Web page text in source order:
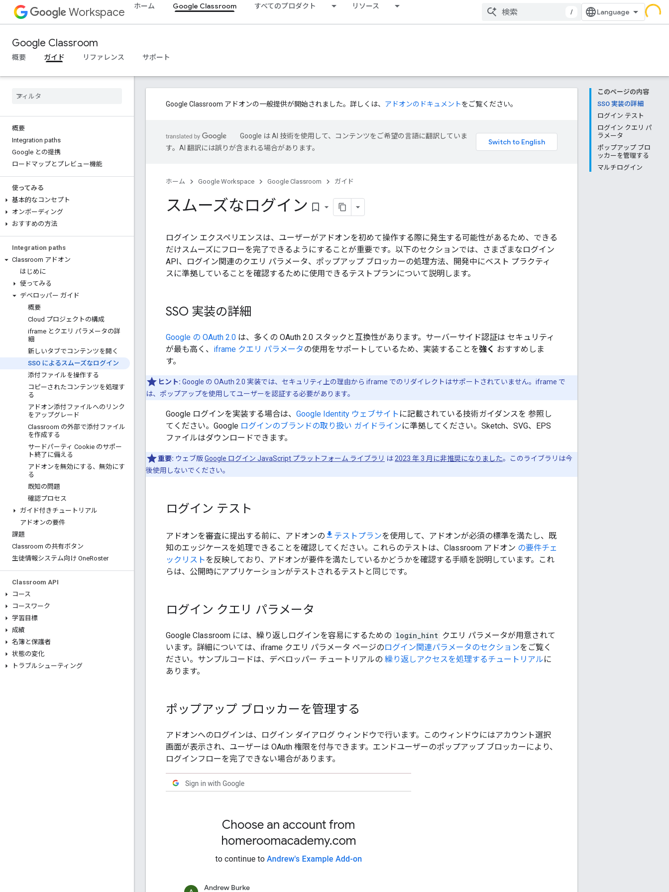
Workspace ホーム Google Classroom すべてのプロダクト リソース
/
Google Classroom
概要 ガイド リファレンス サポート
概要
Integration paths
Google との提携
ロードマップとプレビュー機能
使ってみる
基本的なコンセプト
オンボーディング
おすすめの方法
Integration paths
Classroom アドオン
はじめに
使ってみる
デベロッパー ガイド
概要
Cloud プロジェクトの構成
iframe とクエリ パラメータの詳
細
新しいタブでコンテンツを開く
SSO によるスムーズなログイン
添付ファイルを操作する
コピーされたコンテンツを処理す
る
アドオン添付ファイルへのリンク
をアップグレード
Classroom の外部で添付ファイル
を作成する
サードパーティ Cookie のサポー
ト終了に備える
アドオンを無効にする、無効にす
る
既知の問題
確認プロセス
ガイド付きチュートリアル
アドオンの要件
課題
Classroom の共有ボタン
生徒情報システム向け OneRoster
Classroom API
コース
コースワーク
学習目標
成績
名簿と保護者
状態の変化
トラブルシューティング
このページの内容
SSO 実装の詳細
ログイン テスト
ログイン クエリ パ
ラメータ
ポップアップ ブロ
ッカーを管理する
マルチログイン
Google Classroom アドオンの一般提供が開始されました。詳しくは、 アドオンのドキュメントをご覧ください。
Google は AI 技術を使用して、コンテンツをご希望の言語に翻訳していま
す。AI 翻訳には誤りが含まれる場合があります。
ホーム Google Workspace Google Classroom ガイド
スムーズなログイン bookmark_border
ログイン エクスペリエンスは、ユーザーがアドオンを初めて操作する際に発生する可能性があるため、できる
だけスムーズにフローを完了できるようにすることが重要です。以下のセクションでは、さまざまなログイン
API、ログイン関連のクエリ パラメータ、ポップアップ ブロッカーの処理方法、開発中にベスト プラクティ
スに準拠していることを確認するために使用できるテストプランについて説明します。
SSO 実装の詳細
Google の OAuth 2.0 は、多くの OAuth 2.0 スタックと互換性があります。サーバーサイド認証は セキュリティ
が最も高く、 iframe クエリ パラメータの使用をサポートしているため、実装することを強く おすすめしま
す。
ヒント: Google の OAuth 2.0 実装では、セキュリティ上の理由から iframe でのリダイレクトはサポートされていません。iframe で
は、ポップアップを使用してユーザーを認証する必要があります。
Google ログインを実装する場合は、 Google Identity ウェブサイト に記載されている技術ガイダンスを 参照し
てください。Google ログインのブランドの取り扱い ガイドラインに準拠してください。Sketch、SVG、EPS
ファイルはダウンロードできます。
重要: ウェブ版Google ログイン JavaScript プラットフォーム ライブラリ は 2023 年 3 月に非推奨になりました。このライブラリは今
後使用しないでください。
ログイン テスト
アドオンを審査に提出する前に、アドオンの テストプランを使用して、アドオンが必須の標準を満たし、既
知のエッジケースを処理できることを確認してください。これらのテストは、Classroom アドオン の要件チェ
ックリストを反映しており、アドオンが要件を満たしているかどうかを確認する手順を説明しています。これ
らは、公開時にアプリケーションがテストされるテストと同じです。
ログイン クエリ パラメータ
Google Classroom には、繰り返しログインを容易にするための login_hint クエリ パラメータが用意されて
います。詳細については、iframe クエリ パラメータ ページのログイン関連パラメータのセクションをご覧く
ださい。サンプルコードは、デベロッパー チュートリアルの 繰り返しアクセスを処理するチュートリアルに
あります。
ポップアップ ブロッカーを管理する
アドオンへのログインは、ログイン ダイアログ ウィンドウで行います。このウィンドウにはアカウント選択
画面が表示され、ユーザーは OAuth 権限を付与できます。エンドユーザーのポップアップ ブロッカーにより、
ログインフローを完了できない場合があります。